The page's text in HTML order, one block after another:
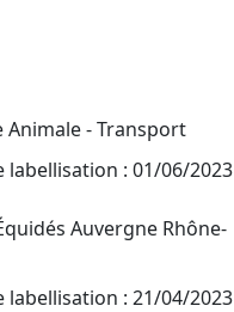
Animale - Transport
labellisation : 01/06/2023
Auvergne Rhône-
labellisation : 21/04/2023